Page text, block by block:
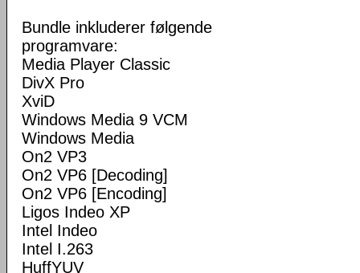
Bundle inkluderer følgende
programvare:
Media Player Classic
DivX Pro
XviD
Windows Media 9 VCM
Windows Media
On2 VP3
On2 VP6 [Decoding]
On2 VP6 [Encoding]
Ligos Indeo XP
Intel Indeo
Intel I.263
HuffYUV